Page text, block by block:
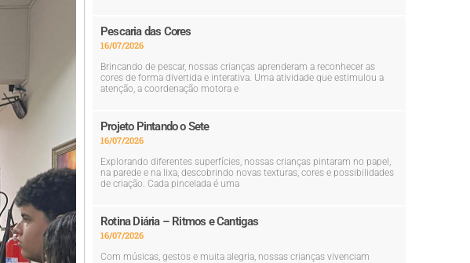
Pescaria das Cores
16/07/2026
Brincando de pescar, nossas crianças aprenderam a reconhecer as
cores de forma divertida e interativa. Uma atividade que estimulou a
atenção, a coordenação motora e
Projeto Pintando o Sete
16/07/2026
Explorando diferentes superfícies, nossas crianças pintaram no papel,
na parede e na lixa, descobrindo novas texturas, cores e possibilidades
de criação. Cada pincelada é uma
Rotina Diária – Ritmos e Cantigas
16/07/2026
Com músicas, gestos e muita alegria, nossas crianças vivenciam